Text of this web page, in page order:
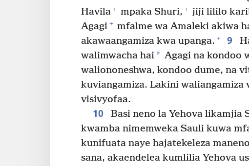
Havila + mpaka Shuri, + jiji lililo
Agagi + mfalme wa Amaleki akiwa
akawaangamiza kwa upanga. + 9
walimwacha hai* Agagi na kondoo
waliononeshwa, kondoo dume, na
kuviangamiza. Lakini
visivyofaa.
10 Basi neno la Yehova likamjia
kwamba nimemweka Sauli kuwa
kunifuata naye hajatekeleza
sana, akaendelea kumlilia Yehova